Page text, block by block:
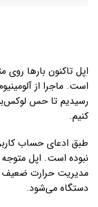
اپل تاکنون بارها
است. ماجرا از
رسیدیم تا حس
کنیم.
نبوده است. اپل
مدیریت حرارت
دستگاه می‌شود.